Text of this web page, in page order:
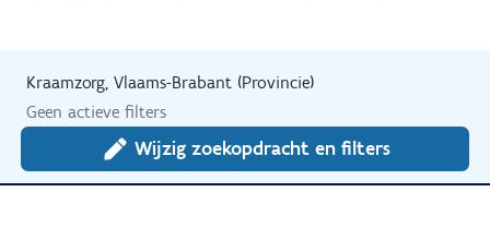
Kraamzorg, Vlaams-Brabant (Provincie)
Geen actieve filters
Wijzig zoekopdracht en filters